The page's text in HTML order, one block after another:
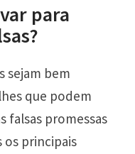
para
sejam bem
que podem
falsas promessas
os principais